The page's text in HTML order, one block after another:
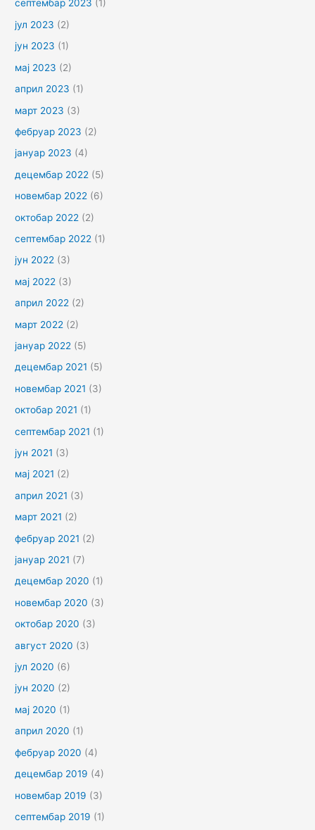
септембар 2023 (1)
јул 2023 (2)
јун 2023 (1)
мај 2023 (2)
април 2023 (1)
март 2023 (3)
фебруар 2023 (2)
јануар 2023 (4)
децембар 2022 (5)
новембар 2022 (6)
октобар 2022 (2)
септембар 2022 (1)
јун 2022 (3)
мај 2022 (3)
април 2022 (2)
март 2022 (2)
јануар 2022 (5)
децембар 2021 (5)
новембар 2021 (3)
октобар 2021 (1)
септембар 2021 (1)
јун 2021 (3)
мај 2021 (2)
април 2021 (3)
март 2021 (2)
фебруар 2021 (2)
јануар 2021 (7)
децембар 2020 (1)
новембар 2020 (3)
октобар 2020 (3)
август 2020 (3)
јул 2020 (6)
јун 2020 (2)
мај 2020 (1)
април 2020 (1)
фебруар 2020 (4)
децембар 2019 (4)
новембар 2019 (3)
септембар 2019 (1)